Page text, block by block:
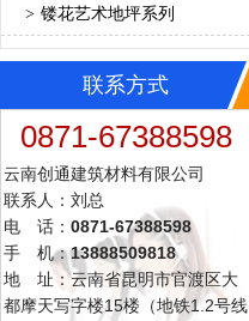
> 镂花艺术地坪系列
联系方式
0871-67388598
云南创通建筑材料有限公司
联系人：刘总
电 话： 0871-67388598
手 机：13888509818
地 址：云南省昆明市官渡区大
都摩天写字楼15楼（地铁1.2号线